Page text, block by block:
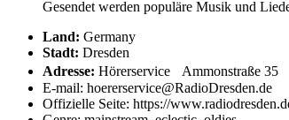
Gesendet werden populäre Musik und
Land: Germany
Stadt: Dresden
Adresse: Hörerservice Ammonstraße 35
E-mail: hoererservice@RadioDresden.de
Offizielle Seite: https://